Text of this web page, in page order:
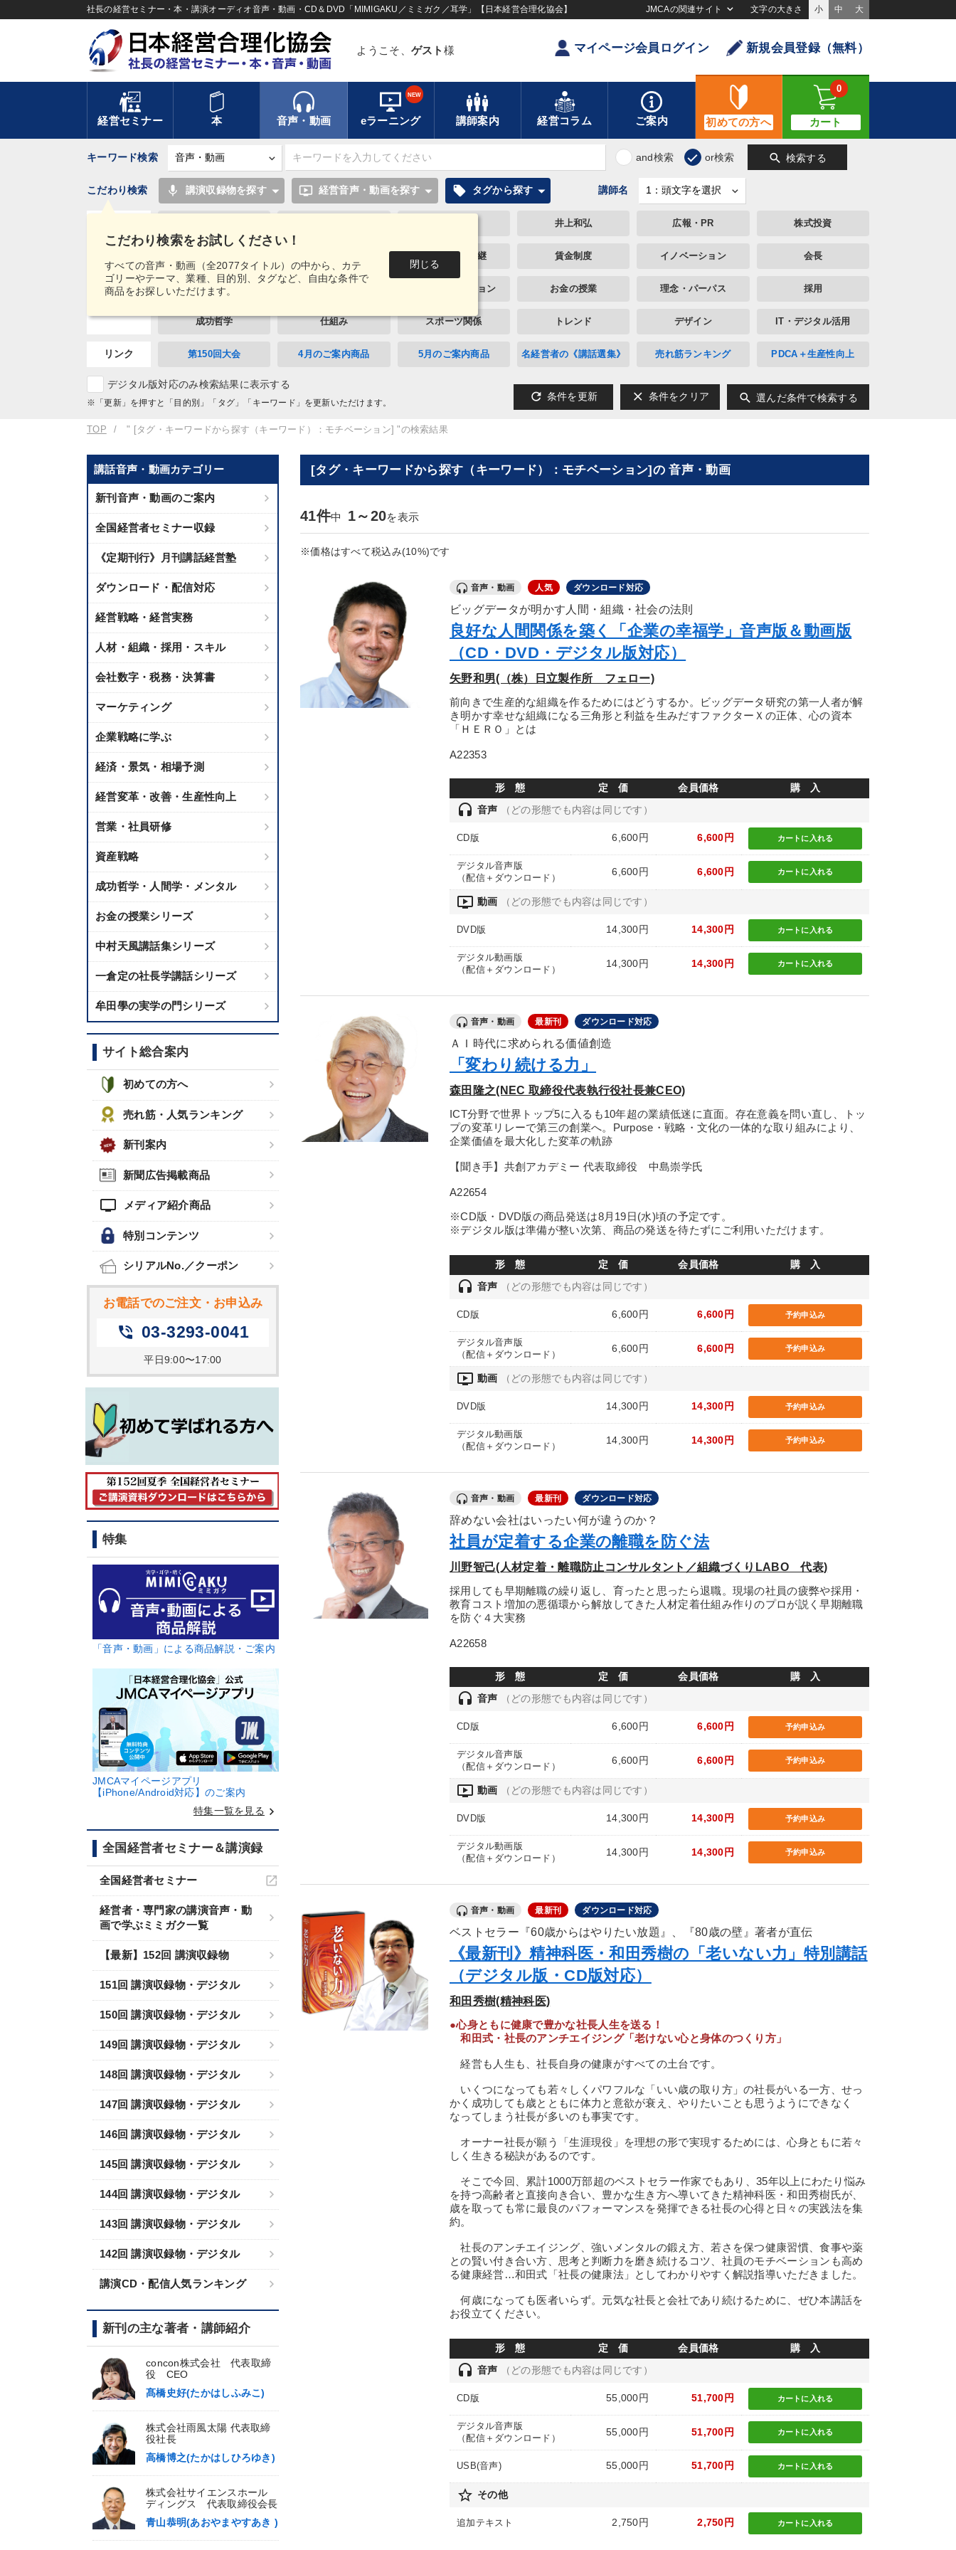
社長の経営セミナー・本・講演オーディオ音声・動画・CD＆DVD「MIMIGAKU／ミミガク／耳学」【日本経営合理化協会】 JMCAの関連サイト 文字の大きさ 小 中 大
ようこそ、 ゲスト 様 マイページ会員ログイン 新規会員登録（無料）
経営セミナー 本 音声・動画 eラーニング
NEW
講師案内 経営コラム ご案内 初めての方へ カート
0
キーワード検索 and検索 or検索 search 検索する
こだわり検索をお試しください！
すべての音声・動画（全2077タイトル）の中から、カテ
ゴリーやテーマ、業種、目的別、タグなど、自由な条件で
商品をお探しいただけます。
閉じる
こだわり検索 mic 講演収録物を探す ondemand_video 経営音声・動画を探す local_offer タグから探す 講師名
タグ・
キーワード
井上和弘 広報・PR 株式投資
相続・事業承継 賃金制度 イノベーション 会長
労務問題・リスク対策 コミュニケーション お金の授業 理念・パーパス 採用
成功哲学 仕組み スポーツ関係 トレンド デザイン IT・デジタル活用
リンク 第150回大会 4月のご案内商品 5月のご案内商品 名経営者の《講話選集》 売れ筋ランキング PDCA＋生産性向上
デジタル版対応のみ検索結果に表示する
※「更新」を押すと「目的別」「タグ」「キーワード」を更新いただけます。 refresh 条件を更新 clear 条件をクリア search 選んだ条件で検索する
TOP " [タグ・キーワードから探す（キーワード）：モチベーション] "の検索結果
講話音声・動画カテゴリー
新刊音声・動画のご案内
全国経営者セミナー収録
《定期刊行》月刊講話経営塾
ダウンロード・配信対応
経営戦略・経営実務
人材・組織・採用・スキル
会社数字・税務・決算書
マーケティング
企業戦略に学ぶ
経済・景気・相場予測
経営変革・改善・生産性向上
営業・社員研修
資産戦略
成功哲学・人間学・メンタル
お金の授業シリーズ
中村天風講話集シリーズ
一倉定の社長学講話シリーズ
牟田學の実学の門シリーズ
サイト総合案内
初めての方へ
売れ筋・人気ランキング
新刊案内
新聞広告掲載商品
tv メディア紹介商品
特別コンテンツ
シリアルNo.／クーポン
お電話でのご注文・お申込み
phone_in_talk 03-3293-0041
平日9:00〜17:00
特集
「音声・動画」による商品解説・ご案内
JMCAマイページアプリ
【iPhone/Android対応】のご案内
特集一覧を見る keyboard_arrow_right
全国経営者セミナー＆講演録
全国経営者セミナー
経営者・専門家の講演音声・動
画で学ぶミミガク一覧
【最新】152回 講演収録物
151回 講演収録物・デジタル
150回 講演収録物・デジタル
149回 講演収録物・デジタル
148回 講演収録物・デジタル
147回 講演収録物・デジタル
146回 講演収録物・デジタル
145回 講演収録物・デジタル
144回 講演収録物・デジタル
143回 講演収録物・デジタル
142回 講演収録物・デジタル
講演CD・配信人気ランキング
新刊の主な著者・講師紹介
concon株式会社 代表取締
役 CEO
髙橋史好(たかはしふみこ)
株式会社雨風太陽 代表取締
役社長
高橋博之(たかはしひろゆき)
株式会社サイエンスホール
ディングス 代表取締役会長
青山恭明(あおやまやすあき )
[タグ・キーワードから探す（キーワード）：モチベーション]の 音声・動画
41件中 1～20を表示
※価格はすべて税込み(10%)です
音声・動画 人気 ダウンロード対応
ビッグデータが明かす人間・組織・社会の法則
良好な人間関係を築く「企業の幸福学」音声版＆動画版
（CD・DVD・デジタル版対応）
矢野和男(（株）日立製作所 フェロー)
前向きで生産的な組織を作るためにはどうするか。ビッグデータ研究の第一人者が解
き明かす幸せな組織になる三角形と利益を生みだすファクターＸの正体、心の資本
「ＨＥＲＯ」とは
A22353
形 態 定 価 会員価格 購 入
headset 音声 （どの形態でも内容は同じです）
CD版 6,600円 6,600円 カートに 入れる
デジタル音声版
（配信＋ダウンロード）
6,600円 6,600円 カートに 入れる
ondemand_video 動画 （どの形態でも内容は同じです）
DVD版 14,300円 14,300円 カートに 入れる
デジタル動画版
（配信＋ダウンロード）
14,300円 14,300円 カートに 入れる
音声・動画 最新刊 ダウンロード対応
ＡＩ時代に求められる価値創造
「変わり続ける力」
森田隆之(NEC 取締役代表執行役社長兼CEO)
ICT分野で世界トップ5に入るも10年超の業績低迷に直面。存在意義を問い直し、トッ
プの変革リレーで第三の創業へ。Purpose・戦略・文化の一体的な取り組みにより、
企業価値を最大化した変革の軌跡
【聞き手】共創アカデミー 代表取締役 中島崇学氏
A22654
※CD版・DVD版の商品発送は8月19日(水)頃の予定です。
※デジタル版は準備が整い次第、商品の発送を待たずにご利用いただけます。
形 態 定 価 会員価格 購 入
headset 音声 （どの形態でも内容は同じです）
CD版 6,600円 6,600円 予約申込み
デジタル音声版
（配信＋ダウンロード）
6,600円 6,600円 予約申込み
ondemand_video 動画 （どの形態でも内容は同じです）
DVD版 14,300円 14,300円 予約申込み
デジタル動画版
（配信＋ダウンロード）
14,300円 14,300円 予約申込み
音声・動画 最新刊 ダウンロード対応
辞めない会社はいったい何が違うのか？
社員が定着する企業の離職を防ぐ法
川野智己(人材定着・離職防止コンサルタント／組織づくりLABO 代表)
採用しても早期離職の繰り返し、育ったと思ったら退職。現場の社員の疲弊や採用・
教育コスト増加の悪循環から解放してきた人材定着仕組み作りのプロが説く早期離職
を防ぐ４大実務
A22658
形 態 定 価 会員価格 購 入
headset 音声 （どの形態でも内容は同じです）
CD版 6,600円 6,600円 予約申込み
デジタル音声版
（配信＋ダウンロード）
6,600円 6,600円 予約申込み
ondemand_video 動画 （どの形態でも内容は同じです）
DVD版 14,300円 14,300円 予約申込み
デジタル動画版
（配信＋ダウンロード）
14,300円 14,300円 予約申込み
音声・動画 最新刊 ダウンロード対応
ベストセラー『60歳からはやりたい放題』、『80歳の壁』著者が直伝
《最新刊》精神科医・和田秀樹の「老いない力」特別講話
（デジタル版・CD版対応）
和田秀樹(精神科医)
●心身ともに健康で豊かな社長人生を送る！
和田式・社長のアンチエイジング「老けない心と身体のつくり方」
経営も人生も、社長自身の健康がすべての土台です。
いくつになっても若々しくパワフルな「いい歳の取り方」の社長がいる一方、せっ
かく成功しても歳とともに体力と意欲が衰え、やりたいことも思うようにできなく
なってしまう社長が多いのも事実です。
オーナー社長が願う「生涯現役」を理想の形で実現するためには、心身ともに若々
しく生きる秘訣があるのです。
そこで今回、累計1000万部超のベストセラー作家でもあり、35年以上にわたり悩み
を持つ高齢者と直接向き合い、豊かな生き方へ導いてきた精神科医・和田秀樹氏が、
歳を取っても常に最良のパフォーマンスを発揮できる社長の心得と日々の実践法を集
約。
社長のアンチエイジング、強いメンタルの鍛え方、若さを保つ健康習慣、食事や薬
との賢い付き合い方、思考と判断力を磨き続けるコツ、社員のモチベーションも高め
る健康経営…和田式「社長の健康法」としてわかりやすく解説指導いただきました。
何歳になっても医者いらず。元気な社長と会社であり続けるために、ぜひ本講話を
お役立てください。
形 態 定 価 会員価格 購 入
headset 音声 （どの形態でも内容は同じです）
CD版 55,000円 51,700円 カートに 入れる
デジタル音声版
（配信＋ダウンロード）
55,000円 51,700円 カートに 入れる
USB(音声) 55,000円 51,700円 カートに 入れる
star_border その他
追加テキスト 2,750円 2,750円 カートに 入れる